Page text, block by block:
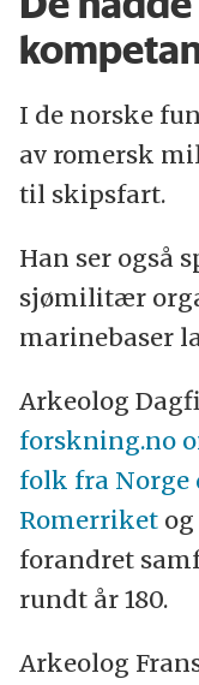
I de norske
av romersk
til skipsfart.
Han ser også
sjømilitær
marinebaser
Arkeolog
forskning.no
folk fra Norge
Romerriketog
forandret
rundt år 180.
Arkeolog